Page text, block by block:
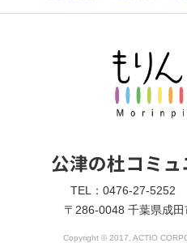
TEL：0476-27-5252
〒286-0048 千葉県成
Copyright © 2017, ACTIO